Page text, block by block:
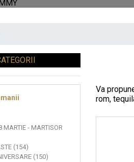
MARTIE - MARTISOR
(154)
(150)
Va
rom,